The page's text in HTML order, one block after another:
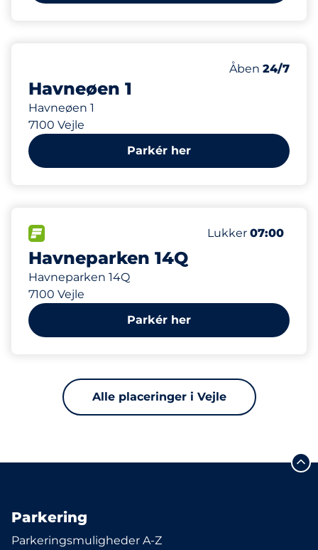
Havneøen 1
Havneøen 1
7100 Vejle
Fredag
Åben 24/7
Parkér her
Havneparken 14Q
Havneparken 14Q
7100 Vejle
Antal
Antal pladser i alt
Fredag
Lukker 07:00
779 m
Parkér her
Alle placeringer i Vejle
Parkering
Parkeringsmuligheder A-Z